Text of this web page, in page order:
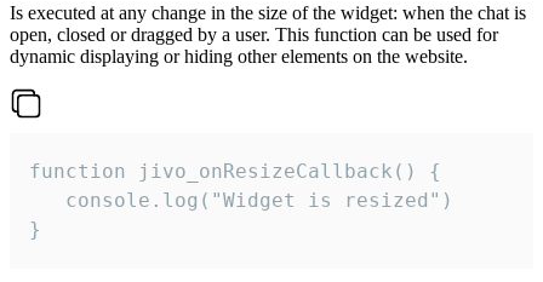
Is executed at any change in the size of the widget: when the chat is
open, closed or dragged by a user. This function can be used for
dynamic displaying or hiding other elements on the website.
function jivo_onResizeCallback() {
   console.log("Widget is resized")
}